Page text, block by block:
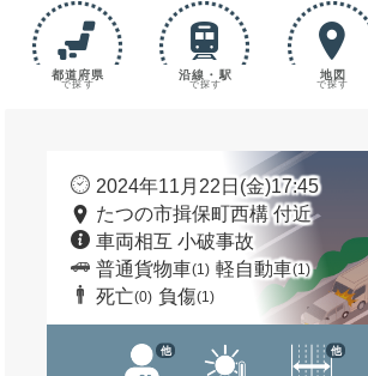
都道府県
で探す
沿線・駅
で探す
地図
で探す
2024年11月22日(金)17:45
たつの市揖保町西構 付近
車両相互 小破事故
普通貨物車(1) 軽自動車(1)
死亡(0) 負傷(1)
他 他